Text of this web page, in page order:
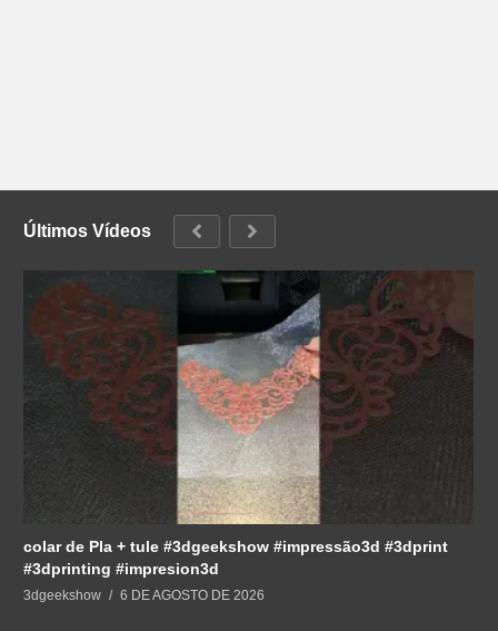
Últimos Vídeos
colar de Pla + tule #3dgeekshow #impressão3d #3dprint
#3dprinting #impresion3d
3dgeekshow 6 DE AGOSTO DE 2026